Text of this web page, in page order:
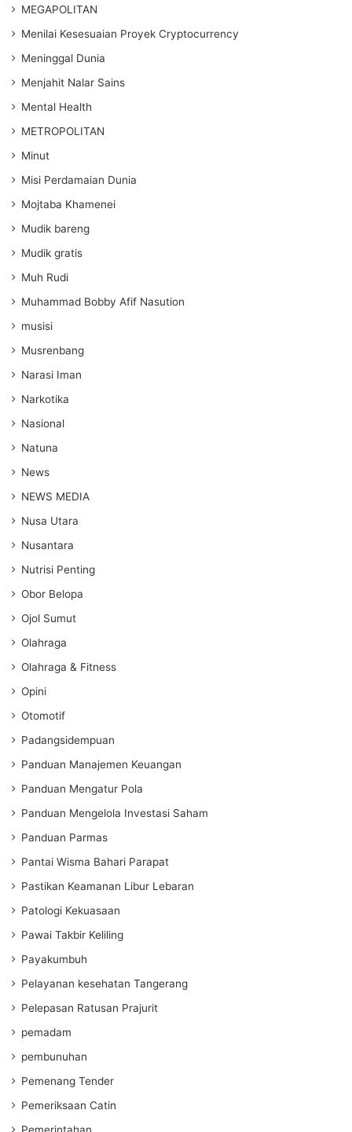
MEGAPOLITAN
Menilai Kesesuaian Proyek Cryptocurrency
Meninggal Dunia
Menjahit Nalar Sains
Mental Health
METROPOLITAN
Minut
Misi Perdamaian Dunia
Mojtaba Khamenei
Mudik bareng
Mudik gratis
Muh Rudi
Muhammad Bobby Afif Nasution
musisi
Musrenbang
Narasi Iman
Narkotika
Nasional
Natuna
News
NEWS MEDIA
Nusa Utara
Nusantara
Nutrisi Penting
Obor Belopa
Ojol Sumut
Olahraga
Olahraga & Fitness
Opini
Otomotif
Padangsidempuan
Panduan Manajemen Keuangan
Panduan Mengatur Pola
Panduan Mengelola Investasi Saham
Panduan Parmas
Pantai Wisma Bahari Parapat
Pastikan Keamanan Libur Lebaran
Patologi Kekuasaan
Pawai Takbir Keliling
Payakumbuh
Pelayanan kesehatan Tangerang
Pelepasan Ratusan Prajurit
pemadam
pembunuhan
Pemenang Tender
Pemeriksaan Catin